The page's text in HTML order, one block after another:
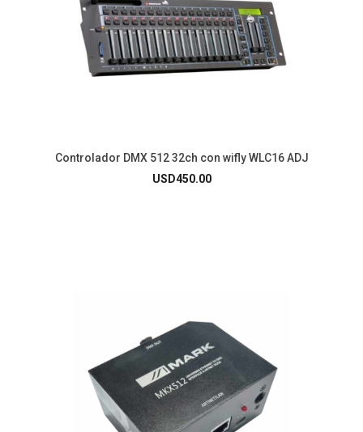
Controlador DMX 512 32ch con wifly WLC16 ADJ
USD450.00